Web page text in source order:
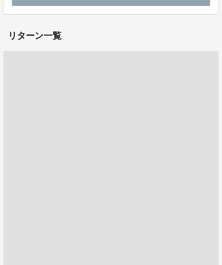
リターン一覧